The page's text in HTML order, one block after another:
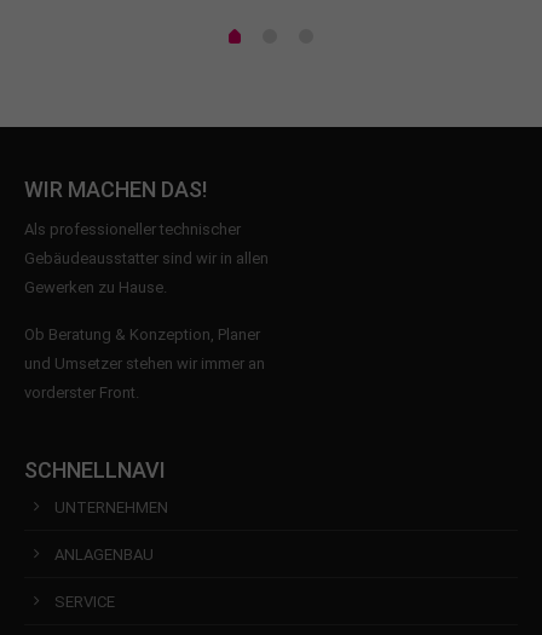
WIR MACHEN DAS!
Als professioneller technischer
Gebäudeausstatter sind wir in allen
Gewerken zu Hause.
Ob Beratung & Konzeption, Planer
und Umsetzer stehen wir immer an
vorderster Front.
SCHNELLNAVI
UNTERNEHMEN
ANLAGENBAU
SERVICE